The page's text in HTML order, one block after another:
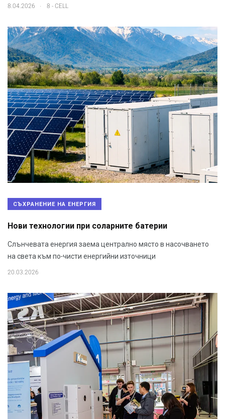
8.04.2026 . 8 - CELL
СЪХРАНЕНИЕ НА ЕНЕРГИЯ
Нови технологии при соларните батерии
Слънчевата енергия заема централно място в насочването
на света към по-чисти енергийни източници
20.03.2026